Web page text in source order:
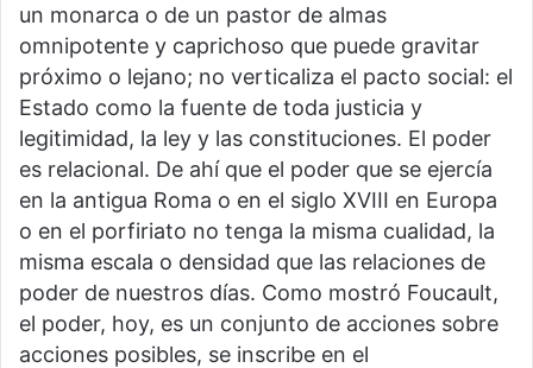
un monarca o de un pastor de almas
omnipotente y caprichoso que puede gravitar
próximo o lejano; no verticaliza el pacto social: el
Estado como la fuente de toda justicia y
legitimidad, la ley y las constituciones. El poder
es relacional. De ahí que el poder que se ejercía
en la antigua Roma o en el siglo XVIII en Europa
o en el porfiriato no tenga la misma cualidad, la
misma escala o densidad que las relaciones de
poder de nuestros días. Como mostró Foucault,
el poder, hoy, es un conjunto de acciones sobre
acciones posibles, se inscribe en el